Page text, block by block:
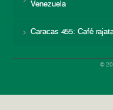
Venezuela
Caracas 455: Café
©